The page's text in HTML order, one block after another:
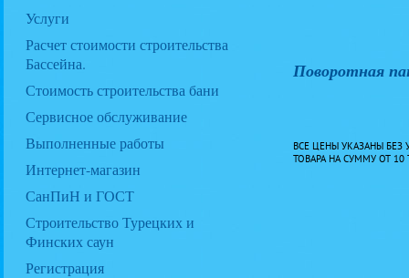
Услуги
Расчет стоимости строительства
Бассейна.
Стоимость строительства бани
Сервисное обслуживание
Выполненные работы
Интернет-магазин
СанПиН и ГОСТ
Строительство Турецких и
Финских саун
Регистрация
Поворотная
ВСЕ ЦЕНЫ УКАЗАНЫ БЕЗ
ТОВАРА НА СУММУ ОТ 10